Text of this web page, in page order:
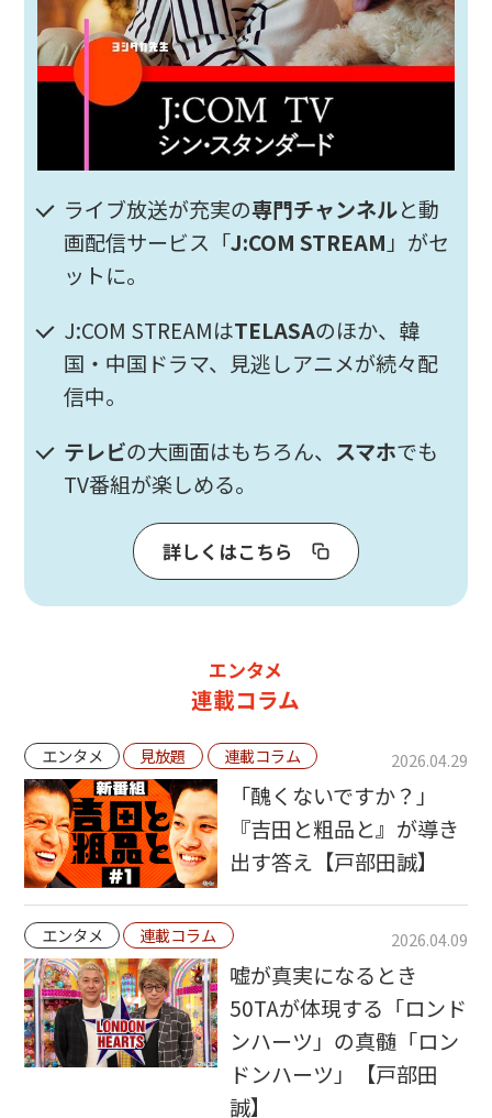
ライブ放送が充実の専門チャンネルと動
画配信サービス「J:COM STREAM 」がセ
ットに。
J:COM STREAMはTELASAのほか、韓
国・中国ドラマ、見逃しアニメが続々配
信中。
テレビの大画面はもちろん、 スマホでも
TV番組が楽しめる。
詳しくはこちら
エンタメ
連載コラム
エンタメ 見放題 連載コラム 2026.04.29
「醜くないですか？」
『吉田と粗品と』が導き
出す答え【戸部田誠】
エンタメ 連載コラム 2026.04.09
嘘が真実になるとき
50TAが体現する「ロンド
ンハーツ」の真髄「ロン
ドンハーツ」【戸部田
誠】